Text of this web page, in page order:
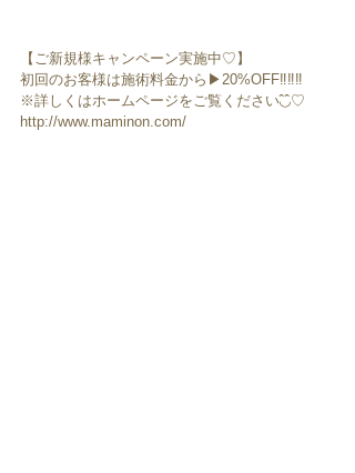
【ご新規様キャンペーン実施中♡】
初回のお客様は施術料金から▶︎20%OFF‼️‼️‼️
※詳しくはホームページをご覧ください◟̑◞̑♡
http://www.maminon.com/